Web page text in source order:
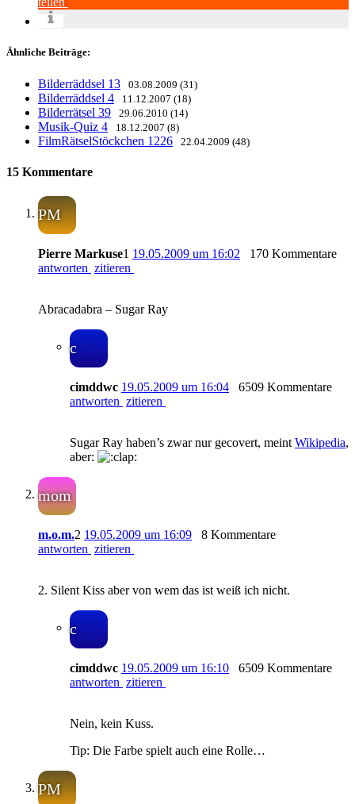
Ähnliche Beiträge:
Bilderräddsel 13 03.08.2009 (31)
Bilderräddsel 4 11.12.2007 (18)
Bilderrätsel 39 29.06.2010 (14)
Musik-Quiz 4 18.12.2007 (8)
FilmRätselStöckchen 1226 22.04.2009 (48)
15 Kommentare
PM
Pierre Markuse1 19.05.2009 um 16:02
170 Kommentare
antworten zitieren
Abracadabra – Sugar Ray
c
cimddwc 19.05.2009 um 16:04
6509 Kommentare
antworten zitieren
Sugar Ray haben’s zwar nur gecovert, meint Wikipedia,
aber:
mom
m.o.m.2 19.05.2009 um 16:09
8 Kommentare
antworten zitieren
2. Silent Kiss aber von wem das ist weiß ich nicht.
c
cimddwc 19.05.2009 um 16:10
6509 Kommentare
antworten zitieren
Nein, kein Kuss.
Tip: Die Farbe spielt auch eine Rolle…
PM